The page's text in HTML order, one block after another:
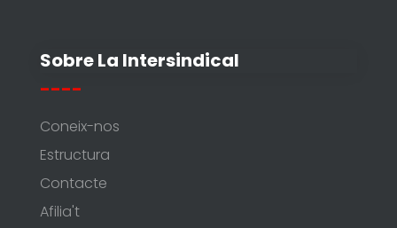
Sobre La Intersindical
----
Coneix-nos
Estructura
Contacte
Afilia't